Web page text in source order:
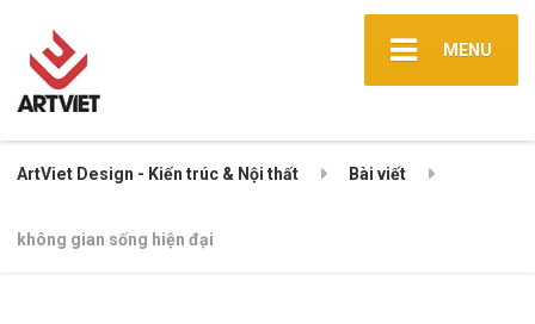
MENU
ArtViet Design - Kiến trúc & Nội thất Bài viết
không gian sống hiện đại